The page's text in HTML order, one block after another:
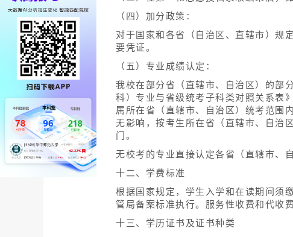
（二）录取办法：
我院录取工作在各省招考委领导下，由
1．普通类专业
思想政治品德考核合格、参加了招生体
进档考生中，按考生位次分从高分到低
2．艺体类专业
思想政治品德考核合格、参加了招生体
试成绩合格，学院在进档考生中，按专
绩（高考文化成绩相同，按专业成绩）